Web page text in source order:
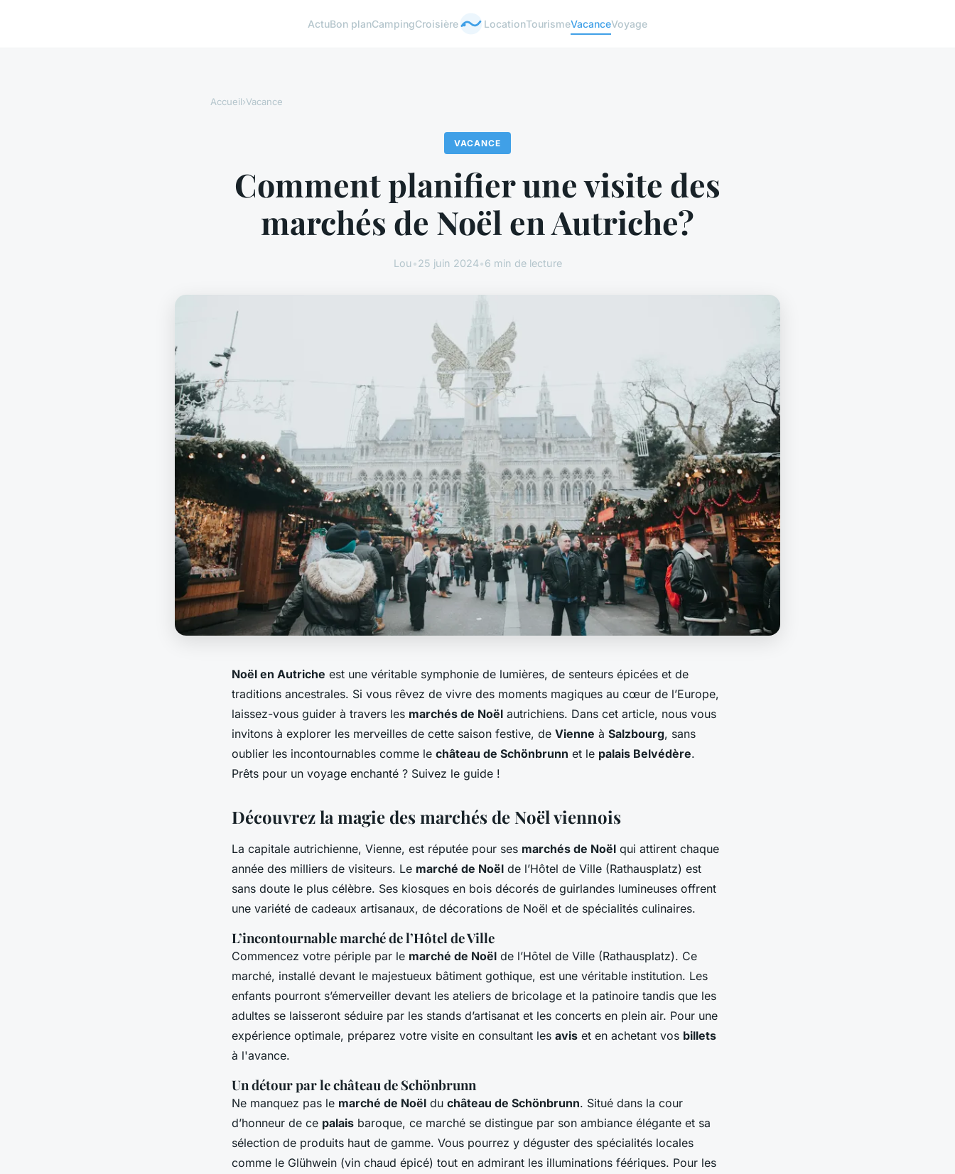
ActuBon planCampingCroisière LocationTourismeVacanceVoyage
Accueil›Vacance
VACANCE
Comment planifier une visite des
marchés de Noël en Autriche?
Lou•25 juin 2024•6 min de lecture
Noël en Autriche est une véritable symphonie de lumières, de senteurs épicées et de
traditions ancestrales. Si vous rêvez de vivre des moments magiques au cœur de l’Europe,
laissez-vous guider à travers les marchés de Noël autrichiens. Dans cet article, nous vous
invitons à explorer les merveilles de cette saison festive, de Vienne à Salzbourg, sans
oublier les incontournables comme le château de Schönbrunn et le palais Belvédère.
Prêts pour un voyage enchanté ? Suivez le guide !
Découvrez la magie des marchés de Noël viennois
La capitale autrichienne, Vienne, est réputée pour ses marchés de Noël qui attirent chaque
année des milliers de visiteurs. Le marché de Noël de l’Hôtel de Ville (Rathausplatz) est
sans doute le plus célèbre. Ses kiosques en bois décorés de guirlandes lumineuses offrent
une variété de cadeaux artisanaux, de décorations de Noël et de spécialités culinaires.
L’incontournable marché de l’Hôtel de Ville
Commencez votre périple par le marché de Noël de l’Hôtel de Ville (Rathausplatz). Ce
marché, installé devant le majestueux bâtiment gothique, est une véritable institution. Les
enfants pourront s’émerveiller devant les ateliers de bricolage et la patinoire tandis que les
adultes se laisseront séduire par les stands d’artisanat et les concerts en plein air. Pour une
expérience optimale, préparez votre visite en consultant les avis et en achetant vos billets
à l'avance.
Un détour par le château de Schönbrunn
Ne manquez pas le marché de Noël du château de Schönbrunn. Situé dans la cour
d’honneur de ce palais baroque, ce marché se distingue par son ambiance élégante et sa
sélection de produits haut de gamme. Vous pourrez y déguster des spécialités locales
comme le Glühwein (vin chaud épicé) tout en admirant les illuminations féériques. Pour les